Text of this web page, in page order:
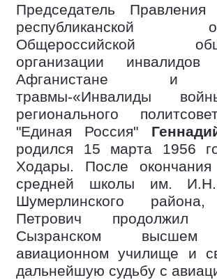
Председатель Правления
республиканской
Общероссийской
организации
Афганистане и
травмы-«Инвалиды
регионального
"Единая Россия"
родился 15 марта 1956
Ходары. После окончания
средней школы им. И.Н.
Шумерлинского
Петрович
Сызранском высшем
авиационном училище и
дальнейшую судьбу с